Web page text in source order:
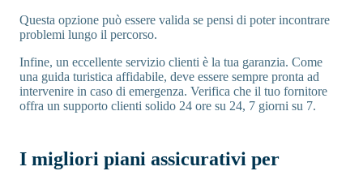
Questa opzione può essere valida se pensi di poter incontrare
problemi lungo il percorso.
Infine, un eccellente servizio clienti è la tua garanzia. Come
una guida turistica affidabile, deve essere sempre pronta ad
intervenire in caso di emergenza. Verifica che il tuo fornitore
offra un supporto clienti solido 24 ore su 24, 7 giorni su 7.
I migliori piani assicurativi per